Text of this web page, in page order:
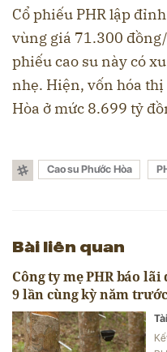
Cổ phiếu PHR lập
vùng giá 71.300
phiếu cao su này có
nhẹ. Hiện, vốn hóa thị
Hòa ở mức 8.699 tỷ
Cao su Phước Hòa
Bài liên quan
Công ty mẹ PHR báo lãi
9 lần cùng kỳ năm trước